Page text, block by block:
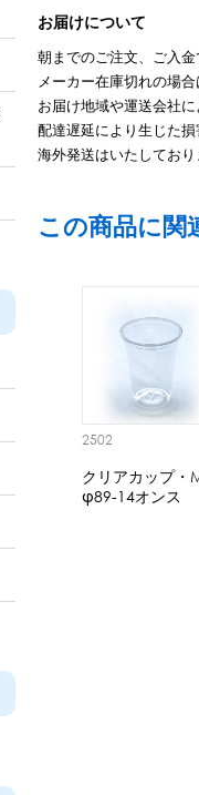
お届けについて
朝までのご注文、ご入
メーカー在庫切れの場
お届け地域や運送会社
配達遅延により生じた
海外発送はいたしており
この商品に関
2502
クリアカップ・
φ89-14オンス